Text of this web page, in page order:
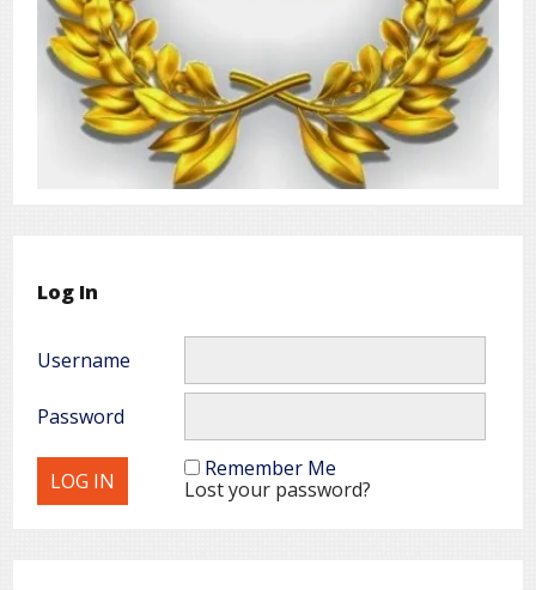
Log In
Username
Password
Remember Me
Lost your password?